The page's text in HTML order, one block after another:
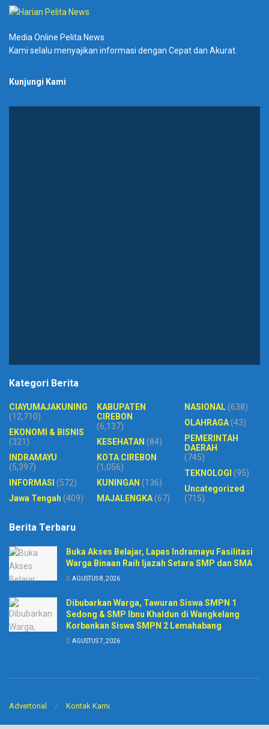
Media Online Pelita News
Kami selalu menyajikan informasi dengan Cepat dan Akurat.
Kunjungi Kami
Kategori Berita
CIAYUMAJAKUNING
(12,710)
EKONOMI & BISNIS
(321)
INDRAMAYU
(5,397)
INFORMASI (572)
Jawa Tengah (409)
KABUPATEN
CIREBON
(6,137)
KESEHATAN (84)
KOTA CIREBON
(1,056)
KUNINGAN (136)
MAJALENGKA(67)
NASIONAL(638)
OLAHRAGA(43)
PEMERINTAH
DAERAH
(745)
TEKNOLOGI (95)
Uncategorized
(715)
Berita Terbaru
Buka Akses Belajar, Lapas Indramayu Fasilitasi
Warga Binaan Raih Ijazah Setara SMP dan SMA
AGUSTUS 8, 2026
Dibubarkan Warga, Tawuran Siswa SMPN 1
Sedong & SMP Ibnu Khaldun di Wangkelang
Korbankan Siswa SMPN 2 Lemahabang
AGUSTUS 7, 2026
Advertorial Kontak Kami